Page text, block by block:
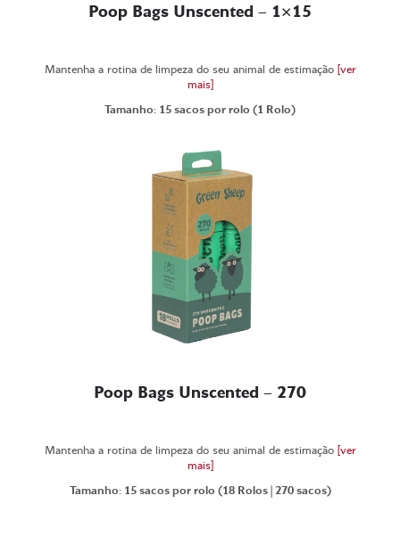
Poop Bags Unscented – 1×15
Mantenha a rotina de limpeza do seu animal de estimação [ver
mais]
Tamanho: 15 sacos por rolo (1 Rolo)
Poop Bags Unscented – 270
Mantenha a rotina de limpeza do seu animal de estimação [ver
mais]
Tamanho: 15 sacos por rolo (18 Rolos | 270 sacos)